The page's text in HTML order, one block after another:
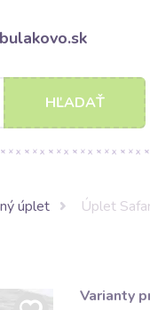
HĽADAŤ
úplet Úplet
Varianty